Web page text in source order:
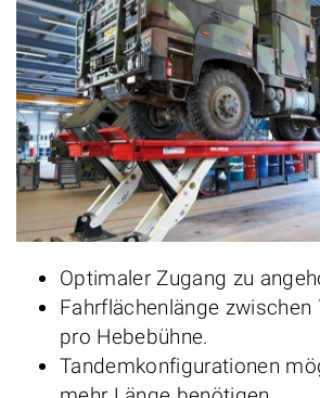
Optimaler Zugang zu
Fahrflächenlänge
pro Hebebühne.
Tandemkonfigurationen